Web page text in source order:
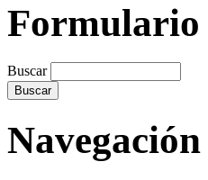
Formulario
Buscar
Navegación